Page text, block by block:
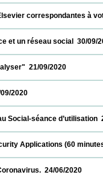
d’Elsevier
et un réseau
et Analyser"  21/09/
14/09/2020
Social-séance
Security Applications
sur Coronavirus.  24/